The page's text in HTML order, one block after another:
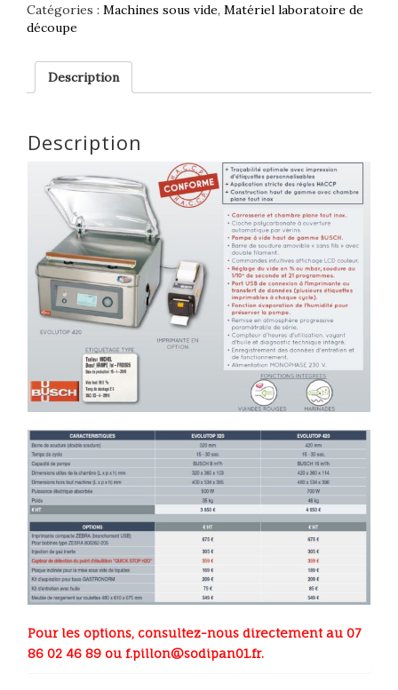
Catégories : Machines sous vide, Matériel laboratoire de
découpe
Description
Description
Pour les options, consultez-nous directement au 07
86 02 46 89 ou f.pillon@sodipan01.fr.